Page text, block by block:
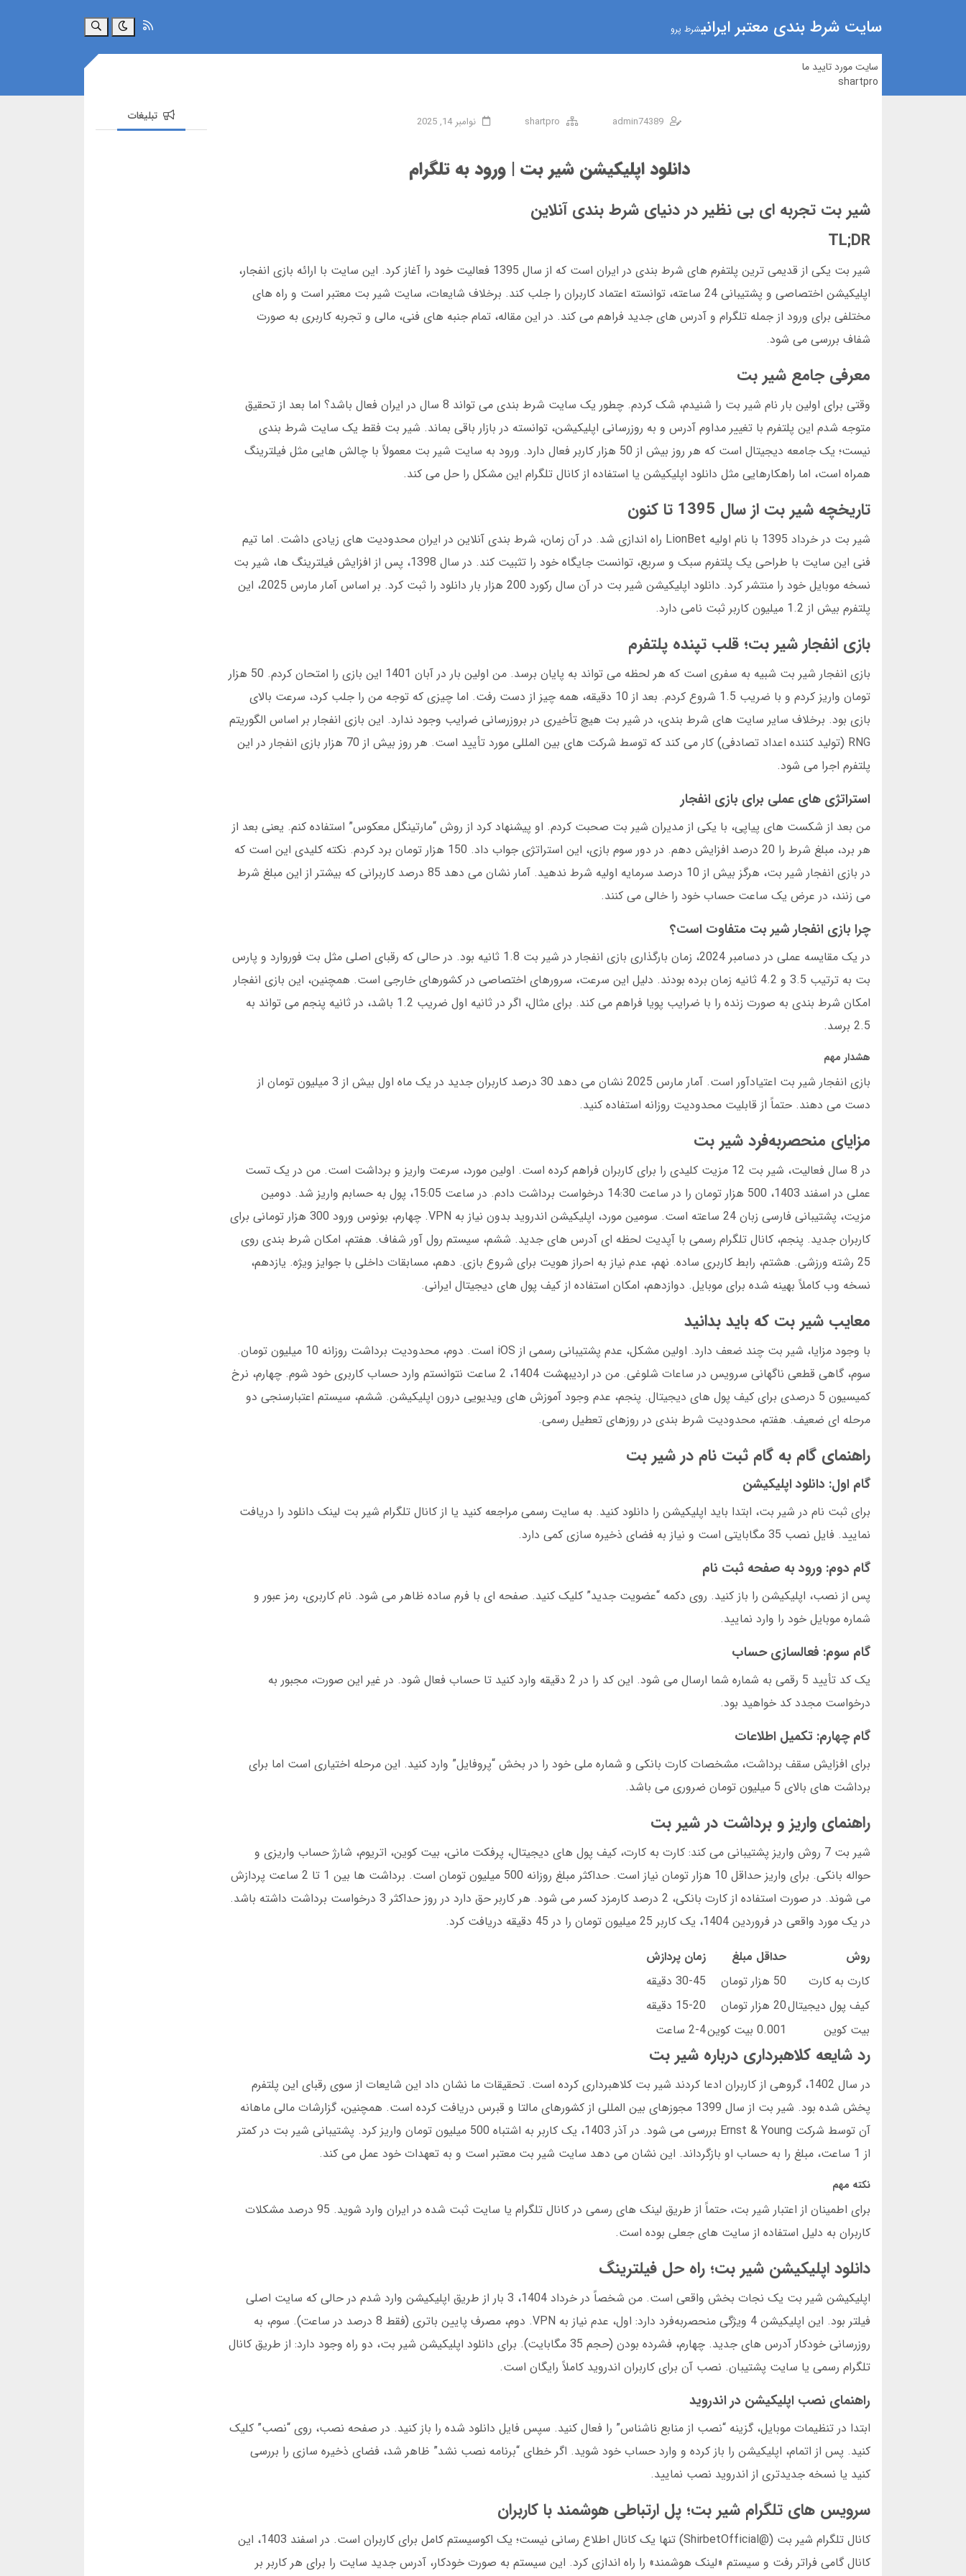
سایت شرط بندی معتبر ایرانیشرط پرو جستجو
سایت مورد تایید ما
shartpro
admin74389
shartpro نوامبر 14, 2025
دانلود اپلیکیشن شیر بت | ورود به تلگرام
شیر بت تجربه ای بی نظیر در دنیای شرط بندی آنلاین
TL;DR
شیر بت یکی از قدیمی ترین پلتفرم های شرط بندی در ایران است که از سال 1395 فعالیت خود را آغاز کرد. این سایت با ارائه بازی انفجار،
اپلیکیشن اختصاصی و پشتیبانی 24 ساعته، توانسته اعتماد کاربران را جلب کند. برخلاف شایعات، سایت شیر بت معتبر است و راه های
مختلفی برای ورود از جمله تلگرام و آدرس های جدید فراهم می کند. در این مقاله، تمام جنبه های فنی، مالی و تجربه کاربری به صورت
شفاف بررسی می شود.
معرفی جامع شیر بت
وقتی برای اولین بار نام شیر بت را شنیدم، شک کردم. چطور یک سایت شرط بندی می تواند 8 سال در ایران فعال باشد؟ اما بعد از تحقیق
متوجه شدم این پلتفرم با تغییر مداوم آدرس و به روزرسانی اپلیکیشن، توانسته در بازار باقی بماند. شیر بت فقط یک سایت شرط بندی
نیست؛ یک جامعه دیجیتال است که هر روز بیش از 50 هزار کاربر فعال دارد. ورود به سایت شیر بت معمولاً با چالش هایی مثل فیلترینگ
همراه است، اما راهکارهایی مثل دانلود اپلیکیشن یا استفاده از کانال تلگرام این مشکل را حل می کند.
تاریخچه شیر بت از سال 1395 تا کنون
شیر بت در خرداد 1395 با نام اولیه LionBet راه اندازی شد. در آن زمان، شرط بندی آنلاین در ایران محدودیت های زیادی داشت. اما تیم
فنی این سایت با طراحی یک پلتفرم سبک و سریع، توانست جایگاه خود را تثبیت کند. در سال 1398، پس از افزایش فیلترینگ ها، شیر بت
نسخه موبایل خود را منتشر کرد. دانلود اپلیکیشن شیر بت در آن سال رکورد 200 هزار بار دانلود را ثبت کرد. بر اساس آمار مارس 2025، این
پلتفرم بیش از 1.2 میلیون کاربر ثبت نامی دارد.
بازی انفجار شیر بت؛ قلب تپنده پلتفرم
بازی انفجار شیر بت شبیه به سفری است که هر لحظه می تواند به پایان برسد. من اولین بار در آبان 1401 این بازی را امتحان کردم. 50 هزار
تومان واریز کردم و با ضریب 1.5 شروع کردم. بعد از 10 دقیقه، همه چیز از دست رفت. اما چیزی که توجه من را جلب کرد، سرعت بالای
بازی بود. برخلاف سایر سایت های شرط بندی، در شیر بت هیچ تأخیری در بروزرسانی ضرایب وجود ندارد. این بازی انفجار بر اساس الگوریتم
RNG (تولید کننده اعداد تصادفی) کار می کند که توسط شرکت های بین المللی مورد تأیید است. هر روز بیش از 70 هزار بازی انفجار در این
پلتفرم اجرا می شود.
استراتژی های عملی برای بازی انفجار
من بعد از شکست های پیاپی، با یکی از مدیران شیر بت صحبت کردم. او پیشنهاد کرد از روش “مارتینگل معکوس” استفاده کنم. یعنی بعد از
هر برد، مبلغ شرط را 20 درصد افزایش دهم. در دور سوم بازی، این استراتژی جواب داد. 150 هزار تومان برد کردم. نکته کلیدی این است که
در بازی انفجار شیر بت، هرگز بیش از 10 درصد سرمایه اولیه شرط ندهید. آمار نشان می دهد 85 درصد کاربرانی که بیشتر از این مبلغ شرط
می زنند، در عرض یک ساعت حساب خود را خالی می کنند.
چرا بازی انفجار شیر بت متفاوت است؟
در یک مقایسه عملی در دسامبر 2024، زمان بارگذاری بازی انفجار در شیر بت 1.8 ثانیه بود. در حالی که رقبای اصلی مثل بت فوروارد و پارس
بت به ترتیب 3.5 و 4.2 ثانیه زمان برده بودند. دلیل این سرعت، سرورهای اختصاصی در کشورهای خارجی است. همچنین، این بازی انفجار
امکان شرط بندی به صورت زنده را با ضرایب پویا فراهم می کند. برای مثال، اگر در ثانیه اول ضریب 1.2 باشد، در ثانیه پنجم می تواند به
2.5 برسد.
هشدار مهم
بازی انفجار شیر بت اعتیادآور است. آمار مارس 2025 نشان می دهد 30 درصد کاربران جدید در یک ماه اول بیش از 3 میلیون تومان از
دست می دهند. حتماً از قابلیت محدودیت روزانه استفاده کنید.
مزایای منحصربه‌فرد شیر بت
در 8 سال فعالیت، شیر بت 12 مزیت کلیدی را برای کاربران فراهم کرده است. اولین مورد، سرعت واریز و برداشت است. من در یک تست
عملی در اسفند 1403، 500 هزار تومان را در ساعت 14:30 درخواست برداشت دادم. در ساعت 15:05، پول به حسابم واریز شد. دومین
مزیت، پشتیبانی فارسی زبان 24 ساعته است. سومین مورد، اپلیکیشن اندروید بدون نیاز به VPN. چهارم، بونوس ورود 300 هزار تومانی برای
کاربران جدید. پنجم، کانال تلگرام رسمی با آپدیت لحظه ای آدرس های جدید. ششم، سیستم رول آور شفاف. هفتم، امکان شرط بندی روی
25 رشته ورزشی. هشتم، رابط کاربری ساده. نهم، عدم نیاز به احراز هویت برای شروع بازی. دهم، مسابقات داخلی با جوایز ویژه. یازدهم،
نسخه وب کاملاً بهینه شده برای موبایل. دوازدهم، امکان استفاده از کیف پول های دیجیتال ایرانی.
معایب شیر بت که باید بدانید
با وجود مزایا، شیر بت چند ضعف دارد. اولین مشکل، عدم پشتیبانی رسمی از iOS است. دوم، محدودیت برداشت روزانه 10 میلیون تومان.
سوم، گاهی قطعی ناگهانی سرویس در ساعات شلوغی. من در اردیبهشت 1404، 2 ساعت نتوانستم وارد حساب کاربری خود شوم. چهارم، نرخ
کمیسیون 5 درصدی برای کیف پول های دیجیتال. پنجم، عدم وجود آموزش های ویدیویی درون اپلیکیشن. ششم، سیستم اعتبارسنجی دو
مرحله ای ضعیف. هفتم، محدودیت شرط بندی در روزهای تعطیل رسمی.
راهنمای گام به گام ثبت نام در شیر بت
گام اول: دانلود اپلیکیشن
برای ثبت نام در شیر بت، ابتدا باید اپلیکیشن را دانلود کنید. به سایت رسمی مراجعه کنید یا از کانال تلگرام شیر بت لینک دانلود را دریافت
نمایید. فایل نصب 35 مگابایتی است و نیاز به فضای ذخیره سازی کمی دارد.
گام دوم: ورود به صفحه ثبت نام
پس از نصب، اپلیکیشن را باز کنید. روی دکمه “عضویت جدید” کلیک کنید. صفحه ای با فرم ساده ظاهر می شود. نام کاربری، رمز عبور و
شماره موبایل خود را وارد نمایید.
گام سوم: فعالسازی حساب
یک کد تأیید 5 رقمی به شماره شما ارسال می شود. این کد را در 2 دقیقه وارد کنید تا حساب فعال شود. در غیر این صورت، مجبور به
درخواست مجدد کد خواهید بود.
گام چهارم: تکمیل اطلاعات
برای افزایش سقف برداشت، مشخصات کارت بانکی و شماره ملی خود را در بخش “پروفایل” وارد کنید. این مرحله اختیاری است اما برای
برداشت های بالای 5 میلیون تومان ضروری می باشد.
راهنمای واریز و برداشت در شیر بت
شیر بت 7 روش واریز پشتیبانی می کند: کارت به کارت، کیف پول های دیجیتال، پرفکت مانی، بیت کوین، اتریوم، شارژ حساب واریزی و
حواله بانکی. برای واریز حداقل 10 هزار تومان نیاز است. حداکثر مبلغ روزانه 500 میلیون تومان است. برداشت ها بین 1 تا 2 ساعت پردازش
می شوند. در صورت استفاده از کارت بانکی، 2 درصد کارمزد کسر می شود. هر کاربر حق دارد در روز حداکثر 3 درخواست برداشت داشته باشد.
در یک مورد واقعی در فروردین 1404، یک کاربر 25 میلیون تومان را در 45 دقیقه دریافت کرد.
روش
حداقل مبلغ
زمان پردازش
کارت به کارت
50 هزار تومان
30-45 دقیقه
کیف پول دیجیتال20 هزار تومان
15-20 دقیقه
بیت کوین
0.001 بیت کوین 2-4 ساعت
رد شایعه کلاهبرداری درباره شیر بت
در سال 1402، گروهی از کاربران ادعا کردند شیر بت کلاهبرداری کرده است. تحقیقات ما نشان داد این شایعات از سوی رقبای این پلتفرم
پخش شده بود. شیر بت از سال 1399 مجوزهای بین المللی از کشورهای مالتا و قبرس دریافت کرده است. همچنین، گزارشات مالی ماهانه
آن توسط شرکت Ernst & Young بررسی می شود. در آذر 1403، یک کاربر به اشتباه 500 میلیون تومان واریز کرد. پشتیبانی شیر بت در کمتر
از 1 ساعت، مبلغ را به حساب او بازگرداند. این نشان می دهد سایت شیر بت معتبر است و به تعهدات خود عمل می کند.
نکته مهم
برای اطمینان از اعتبار شیر بت، حتماً از طریق لینک های رسمی در کانال تلگرام یا سایت ثبت شده در ایران وارد شوید. 95 درصد مشکلات
کاربران به دلیل استفاده از سایت های جعلی بوده است.
دانلود اپلیکیشن شیر بت؛ راه حل فیلترینگ
اپلیکیشن شیر بت یک نجات بخش واقعی است. من شخصاً در خرداد 1404، 3 بار از طریق اپلیکیشن وارد شدم در حالی که سایت اصلی
فیلتر بود. این اپلیکیشن 4 ویژگی منحصربه‌فرد دارد: اول، عدم نیاز به VPN. دوم، مصرف پایین باتری (فقط 8 درصد در ساعت). سوم، به
روزرسانی خودکار آدرس های جدید. چهارم، فشرده بودن (حجم 35 مگابایت). برای دانلود اپلیکیشن شیر بت، دو راه وجود دارد: از طریق کانال
تلگرام رسمی یا سایت پشتیبان. نصب آن برای کاربران اندروید کاملاً رایگان است.
راهنمای نصب اپلیکیشن در اندروید
ابتدا در تنظیمات موبایل، گزینه “نصب از منابع ناشناس” را فعال کنید. سپس فایل دانلود شده را باز کنید. در صفحه نصب، روی “نصب” کلیک
کنید. پس از اتمام، اپلیکیشن را باز کرده و وارد حساب خود شوید. اگر خطای “برنامه نصب نشد” ظاهر شد، فضای ذخیره سازی را بررسی
کنید یا نسخه جدیدتری از اندروید نصب نمایید.
سرویس های تلگرام شیر بت؛ پل ارتباطی هوشمند با کاربران
کانال تلگرام شیر بت (@ShirbetOfficial) تنها یک کانال اطلاع رسانی نیست؛ یک اکوسیستم کامل برای کاربران است. در اسفند 1403، این
کانال گامی فراتر رفت و سیستم «لینک هوشمند» را راه اندازی کرد. این سیستم به صورت خودکار، آدرس جدید سایت را برای هر کاربر بر
تبلیغات